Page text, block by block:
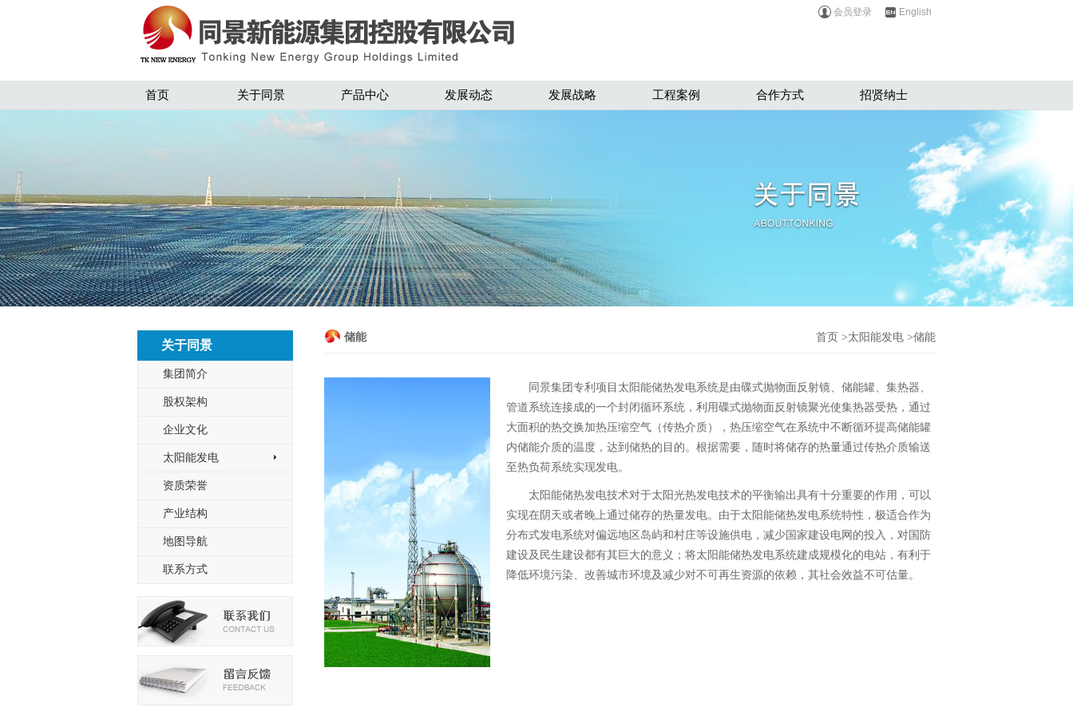
会员登录 English
首页 关于同景 产品中心 发展动态 发展战略 工程案例 合作方式 招贤纳士
关于同景
集团简介
股权架构
企业文化
太阳能发电
资质荣誉
产业结构
地图导航
联系方式
储能 首页 >太阳能发电 >储能
同景集团专利项目太阳能储热发电系统是由碟式抛物面反射镜、储能罐、集热器、
管道系统连接成的一个封闭循环系统，利用碟式抛物面反射镜聚光使集热器受热，通过
大面积的热交换加热压缩空气（传热介质），热压缩空气在系统中不断循环提高储能罐
内储能介质的温度，达到储热的目的。根据需要，随时将储存的热量通过传热介质输送
至热负荷系统实现发电。
太阳能储热发电技术对于太阳光热发电技术的平衡输出具有十分重要的作用，可以
实现在阴天或者晚上通过储存的热量发电。由于太阳能储热发电系统特性，极适合作为
分布式发电系统对偏远地区岛屿和村庄等设施供电，减少国家建设电网的投入，对国防
建设及民生建设都有其巨大的意义；将太阳能储热发电系统建成规模化的电站，有利于
降低环境污染、改善城市环境及减少对不可再生资源的依赖，其社会效益不可估量。